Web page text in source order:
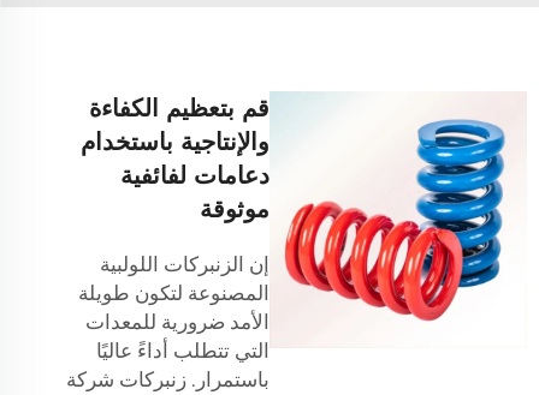
قم بتعظيم الكفاءة
والإنتاجية باستخدام
دعامات لفائفية
موثوقة
إن الزنبركات اللولبية
المصنوعة لتكون طويلة
الأمد ضرورية للمعدات
التي تتطلب أداءً عاليًا
باستمرار. زنبركات شركة